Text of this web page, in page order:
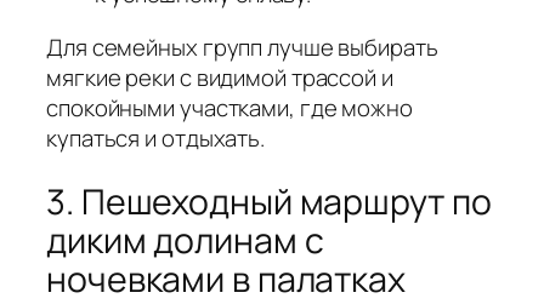
Для семейных групп лучше выбирать
мягкие реки с видимой трассой и
спокойными участками, где можно
купаться и отдыхать.
3. Пешеходный маршрут по
диким долинам с
ночевками в палатках